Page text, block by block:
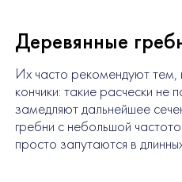
Деревянные
Их часто рекомендуют тем,
кончики: такие расчески не
замедляют дальнейшее
гребни с небольшой
просто запутаются в